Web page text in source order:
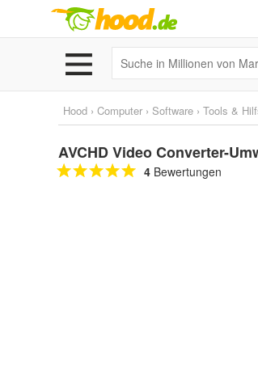
Hood › Computer › Software › Tools &
AVCHD Video Converter-
4 Bewertungen